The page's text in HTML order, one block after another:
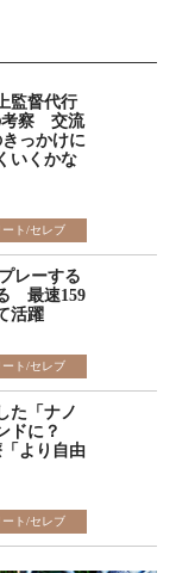
監督代行
考察 交流
っかけに
いくかな
ート/セレブ
レーする
最速159
活躍
ート/セレブ
た「ナノ
ドに？
より自由
ート/セレブ